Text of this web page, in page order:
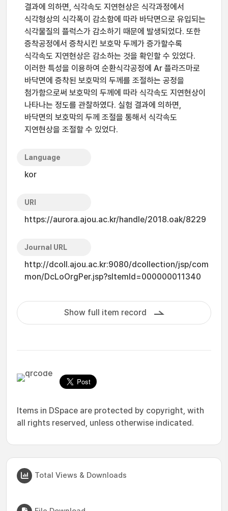
결과에 의하면, 식각속도 지연현상은 식각과정에서
식각형상의 식각폭이 감소함에 따라 바닥면으로 유입되는
식각물질의 플럭스가 감소하기 때문에 발생되었다. 또한
증착공정에서 증착시킨 보호막 두께가 증가할수록
식각속도 지연현상은 감소하는 것을 확인할 수 있었다.
이러한 특성을 이용하여 순환식각공정에 Ar 플라즈마로
바닥면에 증착된 보호막의 두께를 조절하는 공정을
첨가함으로써 보호막의 두께에 따라 식각속도 지연현상이
나타나는 정도를 관찰하였다. 실험 결과에 의하면,
바닥면의 보호막의 두께 조절을 통해서 식각속도
지연현상을 조절할 수 있었다.
Language
kor
URI
https://aurora.ajou.ac.kr/handle/2018.oak/8229
Journal URL
http://dcoll.ajou.ac.kr:9080/dcollection/jsp/com
mon/DcLoOrgPer.jsp?sItemId=000000011340
Show full item record
Items in DSpace are protected by copyright, with
all rights reserved, unless otherwise indicated.
Total Views & Downloads